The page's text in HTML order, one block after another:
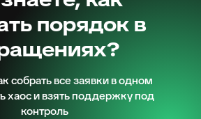
порядок в
собрать все заявки в одном
хаос и взять поддержку под
контроль